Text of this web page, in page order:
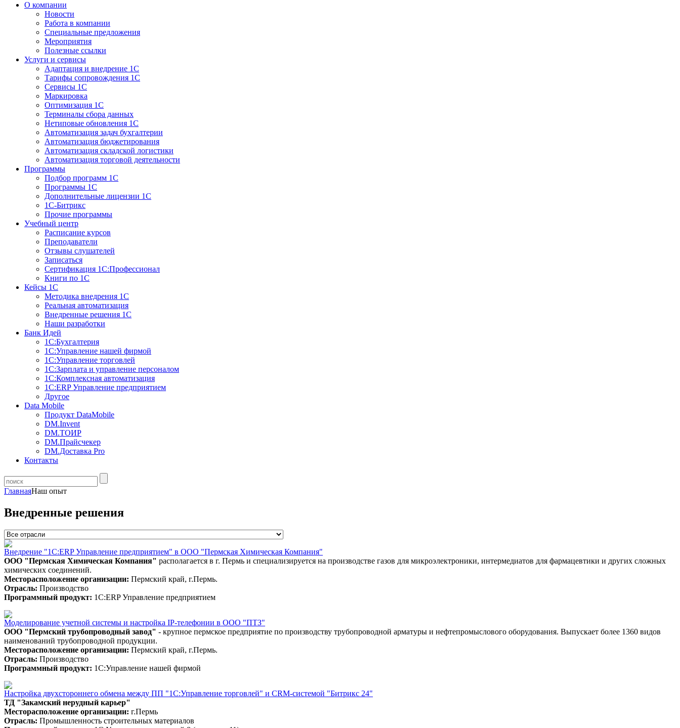
О компании
Новости
Работа в компании
Специальные предложения
Мероприятия
Полезные ссылки
Услуги и сервисы
Адаптация и внедрение 1С
Тарифы сопровождения 1С
Сервисы 1С
Маркировка
Оптимизация 1С
Терминалы сбора данных
Нетиповые обновления 1С
Автоматизация задач бухгалтерии
Автоматизация бюджетирования
Автоматизация складской логистики
Автоматизация торговой деятельности
Программы
Подбор программ 1С
Программы 1С
Дополнительные лицензии 1С
1С-Битрикс
Прочие программы
Учебный центр
Расписание курсов
Преподаватели
Отзывы слушателей
Записаться
Сертификация 1С:Профессионал
Книги по 1С
Кейсы 1С
Методика внедрения 1С
Реальная автоматизация
Внедренные решения 1С
Наши разработки
Банк Идей
1С:Бухгалтерия
1С:Управление нашей фирмой
1С:Управление торговлей
1С:Зарплата и управление персоналом
1С:Комплексная автоматизация
1С:ERP Управление предприятием
Другое
Data Mobile
Продукт DataMobile
DM.Invent
DM.ТОИР
DM.Прайсчекер
DM.Доставка Pro
Контакты
ГлавнаяНаш опыт
Внедренные решения
Внедрение "1С:ERP Управление предприятием" в ООО "Пермская Химическая Компания"
ООО "Пермская Химическая Компания" располагается в г. Пермь и специализируется на производстве газов для микроэлектроники, интермедиатов для фармацевтики и других сложных
химических соединений.
Месторасположение организации: Пермский край, г.Пермь.
Отрасль: Производство
Программный продукт: 1С:ERP Управление предприятием
Моделирование учетной системы и настройка IP-телефонии в ООО "ПТЗ"
ООО "Пермский трубопроводный завод" - крупное пермское предприятие по производству трубопроводной арматуры и нефтепромыслового оборудования. Выпускает более 1360 видов
наименований трубопроводной продукции.
Месторасположение организации: Пермский край, г.Пермь.
Отрасль: Производство
Программный продукт: 1С:Управление нашей фирмой
Настройка двухстороннего обмена между ПП "1С:Управление торговлей" и CRM-системой "Битрикс 24"
ТД "Закамский нерудный карьер"
Месторасположение организации: г.Пермь
Отрасль: Промышленность строительных материалов